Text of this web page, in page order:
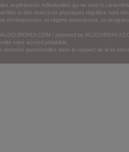
expériences individuelles qui ne sont ni
et des exercices physiques réguliers sont
d'entreprendre un régime amincissant, un
/ powered by
sans accord préalable.
données personnelles dans le respect de la loi